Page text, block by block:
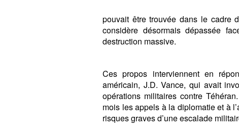
pouvait être trouvée dans le cadre
considère désormais dépassée
destruction massive.
Ces propos interviennent en
américain, J.D. Vance, qui avait
opérations militaires contre
mois les appels à la diplomatie et à
risques graves d’une escalade